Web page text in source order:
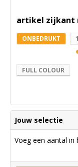
artikel zijkant
ONBEDRUKT 1
FULL COLOUR
Jouw selectie
Voeg een aantal in